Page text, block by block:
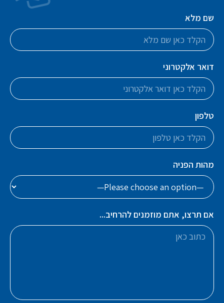
שם מלא
דואר אלקטרוני
טלפון
מהות הפניה
אם תרצו, אתם מוזמנים להרחיב...